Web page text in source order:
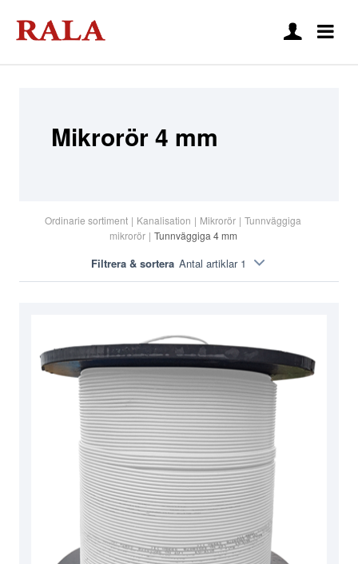
Mikrorör 4 mm
Ordinarie sortiment | Kanalisation | Mikrorör | Tunnväggiga
mikrorör | Tunnväggiga 4 mm
Filtrera & sortera Antal artiklar 1